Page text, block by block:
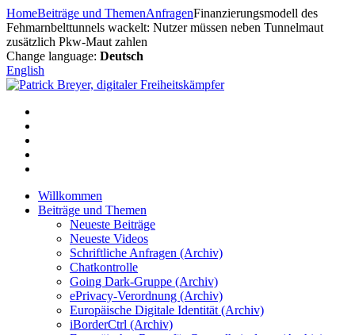
Zum
Inhalt
springen
HomeBeiträge und ThemenAnfragenFinanzierungsmodell des
Fehmarnbelttunnels wackelt: Nutzer müssen neben Tunnelmaut
zusätzlich Pkw-Maut zahlen
Change language: Deutsch
English
Willkommen
Beiträge und Themen
Neueste Beiträge
Neueste Videos
Schriftliche Anfragen (Archiv)
Chatkontrolle
Going Dark-Gruppe (Archiv)
ePrivacy-Verordnung (Archiv)
Europäische Digitale Identität (Archiv)
iBorderCtrl (Archiv)